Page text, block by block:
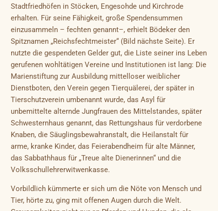
Stadtfriedhöfen in Stöcken, Engesohde und Kirchrode
erhalten. Für seine Fähigkeit, große Spendensummen
einzusammeln – fechten genannt–, erhielt Bödeker den
Spitznamen „Reichsfechtmeister“ (Bild nächste Seite). Er
nutzte die gespendeten Gelder gut, die Liste seiner ins Leben
gerufenen wohltätigen Vereine und Institutionen ist lang: Die
Marienstiftung zur Ausbildung mittelloser weiblicher
Dienstboten, den Verein gegen Tierquälerei, der später in
Tierschutzverein umbenannt wurde, das Asyl für
unbemittelte alternde Jungfrauen des Mittelstandes, später
Schwesternhaus genannt, das Rettungshaus für verdorbene
Knaben, die Säuglingsbewahranstalt, die Heilanstalt für
arme, kranke Kinder, das Feierabendheim für alte Männer,
das Sabbathhaus für „Treue alte Dienerinnen“ und die
Volksschullehrerwitwenkasse.
Vorbildlich kümmerte er sich um die Nöte von Mensch und
Tier, hörte zu, ging mit offenen Augen durch die Welt.